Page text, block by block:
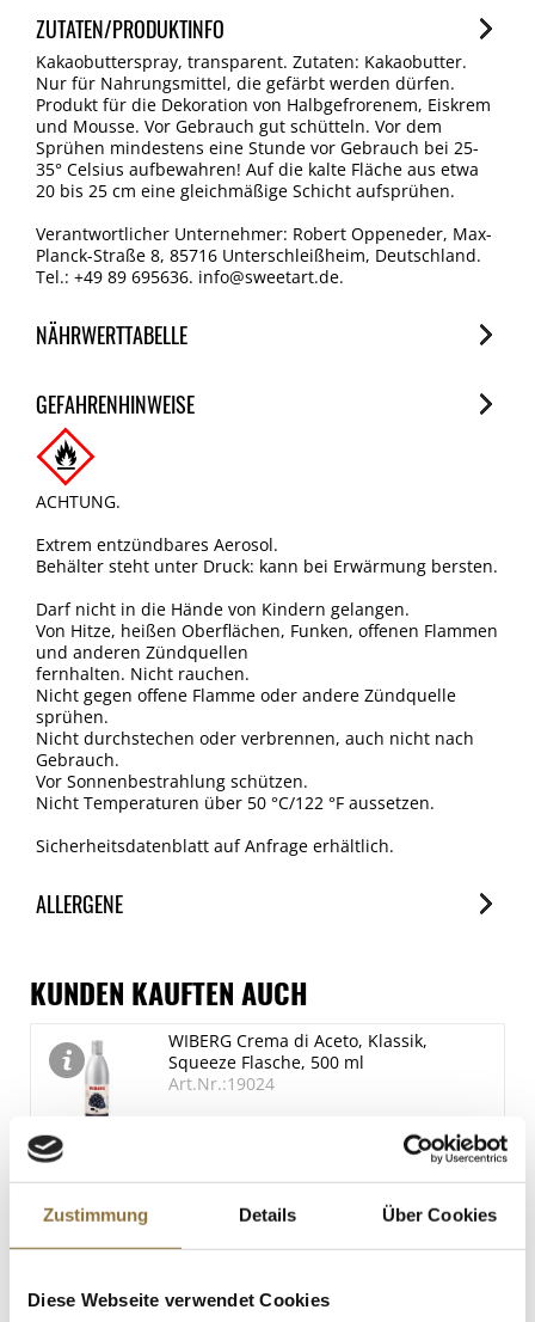
Zustimmung Details Über Cookies
Diese Webseite verwendet Cookies
ZUTATEN/PRODUKTINFO
Kakaobutterspray, transparent. Zutaten: Kakaobutter.
Nur für Nahrungsmittel, die gefärbt werden dürfen.
Produkt für die Dekoration von Halbgefrorenem, Eiskrem
und Mousse. Vor Gebrauch gut schütteln. Vor dem
Sprühen mindestens eine Stunde vor Gebrauch bei 25-
35° Celsius aufbewahren! Auf die kalte Fläche aus etwa
20 bis 25 cm eine gleichmäßige Schicht aufsprühen.
Verantwortlicher Unternehmer: Robert Oppeneder, Max-
Planck-Straße 8, 85716 Unterschleißheim, Deutschland.
Tel.: +49 89 695636. info@sweetart.de.
NÄHRWERTTABELLE
je 100g
Brennwert
3767 kJ/900 kcal
Fett
100 g
davon gesättigte Fettsäuren
61 g
Kohlenhydrate
0 g
davon Zucker
0 g
Eiweiß
0 g
Salz
GEFAHRENHINWEISE
ACHTUNG.
Extrem entzündbares Aerosol.
Behälter steht unter Druck: kann bei Erwärmung bersten.
Darf nicht in die Hände von Kindern gelangen.
Von Hitze, heißen Oberflächen, Funken, offenen Flammen
und anderen Zündquellen
fernhalten. Nicht rauchen.
Nicht gegen offene Flamme oder andere Zündquelle
sprühen.
Nicht durchstechen oder verbrennen, auch nicht nach
Gebrauch.
Vor Sonnenbestrahlung schützen.
Nicht Temperaturen über 50 °C/122 °F aussetzen.
Sicherheitsdatenblatt auf Anfrage erhältlich.
ALLERGENE
Spuren / Enthalten
Milch
Spuren
SO2/Sulfite
Spuren
Sojabohnen
Spuren
KUNDEN KAUFTEN AUCH
WIBERG Crema di Aceto, Klassik,
Squeeze Flasche, 500 ml
Art.Nr.:19024
€ 11,17